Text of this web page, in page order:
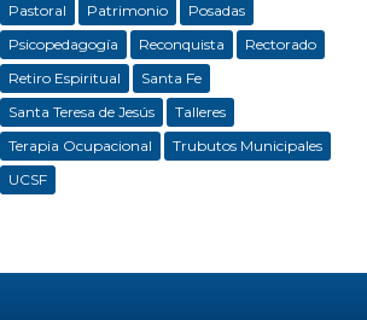
Pastoral
Patrimonio
Posadas
Psicopedagogía
Reconquista
Rectorado
Retiro Espiritual
Santa Fe
Santa Teresa de Jesús
Talleres
Terapia Ocupacional
Trubutos Municipales
UCSF